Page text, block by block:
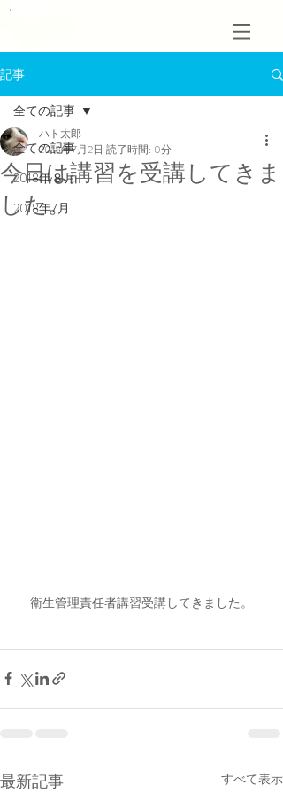
記事
全ての記事
2018年８月
2018年7月
全ての記事
今日は講習を受講してきま
した。
ハト太郎
2018年7月2日 読了時間: 0分
衛生管理責任者講習受講してきました。
最新記事 すべて表示